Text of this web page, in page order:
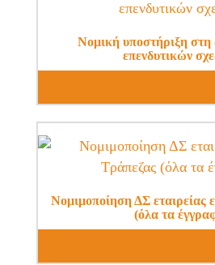
Νομική υποστήριξη
επενδυτικών
Νομιμοποίηση ΔΣ εταιρείας
(όλα τα